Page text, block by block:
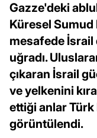
Gazze'deki
Küresel Sumud
mesafede İsrail
uğradı.
çıkaran İsrail
ve yelkenini
ettiği anlar
görüntülendi.